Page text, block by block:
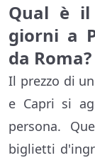
Qual è
giorni a
da Roma?
Il prezzo di
e Capri si
persona.
biglietti